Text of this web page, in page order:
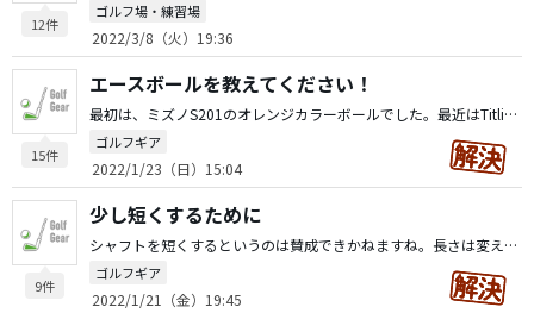
12件
ゴルフ場・練習場
2022/3/8（火）19:36
15件
エースボールを教えてください！
最初は、ミズノS201のオレンジカラーボールでした。最近はTitlistのVG3のオレンジボールです。ダース買しているのですが、ナカナカボールが無くならないですね。オレンジカラーを使用しているのは、目の手術をしてからホワイトカラーよりオレンジカラーの方が見やすいという理由ですね。VG３にした理由として、会社の片手シングルの人からの勧めで使用しています。
ゴルフギア
2022/1/23（日）15:04
9件
少し短くするために
シャフトを短くするというのは賛成できかねますね。長さは変えずに指2本分短くグリップして打ってみたらいかがですか？意外とシャープに振れミート率も上がります。アゲンストにもあまり影響はないようですヨ。
ゴルフギア
2022/1/21（金）19:45